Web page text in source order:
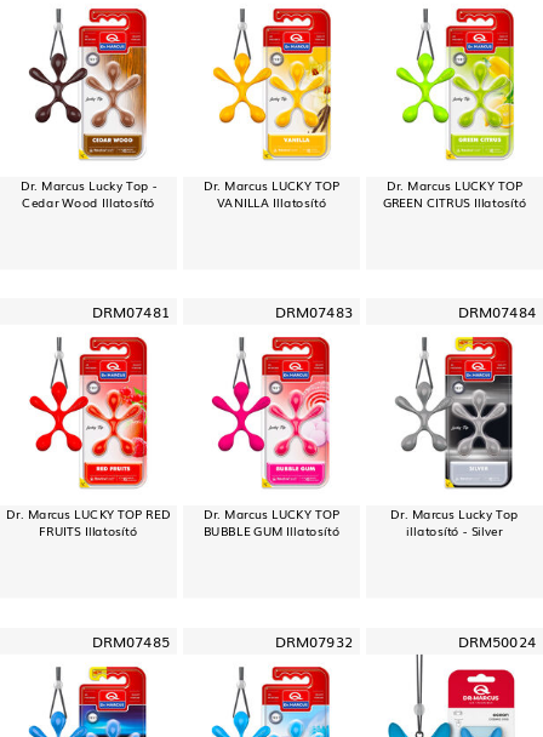
Dr. Marcus Lucky Top -
Cedar Wood Illatosító
Dr. Marcus LUCKY TOP
VANILLA Illatosító
Dr. Marcus LUCKY TOP
GREEN CITRUS Illatosító
DRM07481
Dr. Marcus LUCKY TOP RED
FRUITS Illatosító
DRM07483
Dr. Marcus LUCKY TOP
BUBBLE GUM Illatosító
DRM07484
Dr. Marcus Lucky Top
illatosító - Silver
DRM07485 DRM07932 DRM50024